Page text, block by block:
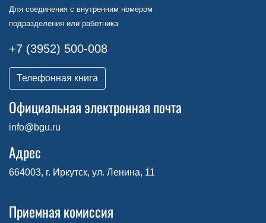
Для соединения с внутренним номером
подразделения или работника
+7 (3952) 500-008
Телефонная книга
Официальная электронная почта
info@bgu.ru
Адрес
664003, г. Иркутск, ул. Ленина, 11
Приемная комиссия